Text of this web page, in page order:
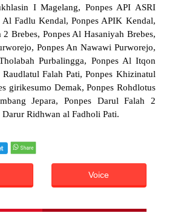
I Magelang, Ponpes API ASRI
Al Fadlu Kendal, Ponpes APIK Kendal,
Brebes, Ponpes Al Hasaniyah Brebes,
Ponpes An Nawawi Purworejo,
Purbalingga, Ponpes Al Itqon
Raudlatul Falah Pati, Ponpes Khizinatul
girikesumo Demak, Ponpes Rohdlotus
Jepara, Ponpes Darul Falah 2
Darur Ridhwan al Fadholi Pati.
Voice